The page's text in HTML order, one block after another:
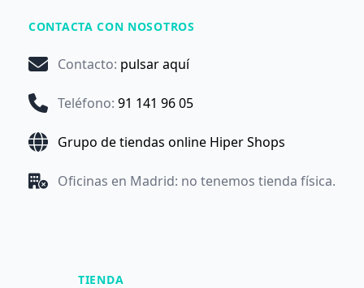
CONTACTA CON NOSOTROS
Contacto: pulsar aquí
Teléfono: 91 141 96 05
Grupo de tiendas online Hiper Shops
Oficinas en Madrid: no tenemos tienda física.
TIENDA